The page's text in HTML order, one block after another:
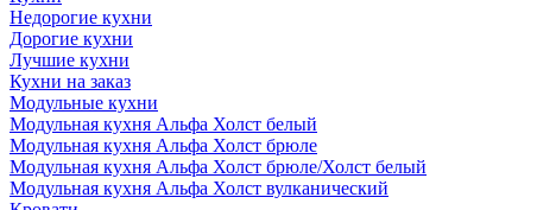
Недорогие кухни
Дорогие кухни
Лучшие кухни
Кухни на заказ
Модульные кухни
Модульная кухня Альфа Холст белый
Модульная кухня Альфа Холст брюле
Модульная кухня Альфа Холст брюле/Холст белый
Модульная кухня Альфа Холст вулканический